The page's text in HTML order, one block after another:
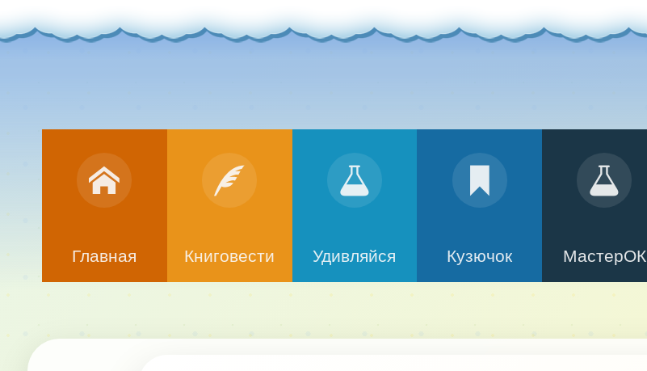
Главная Книговести Удивляйся Кузючок МастерОК